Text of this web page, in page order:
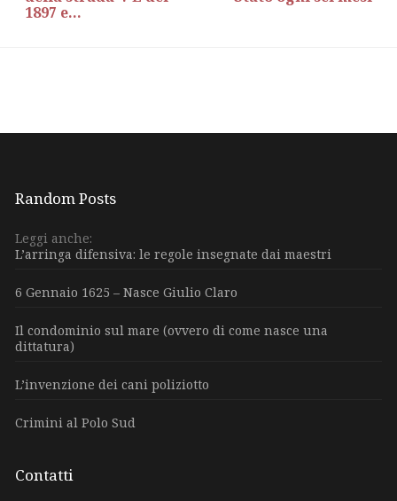
1897 e...
Random Posts
Leggi anche:
L’arringa difensiva: le regole insegnate dai maestri
6 Gennaio 1625 – Nasce Giulio Claro
Il condominio sul mare (ovvero di come nasce una
dittatura)
L’invenzione dei cani poliziotto
Crimini al Polo Sud
Contatti